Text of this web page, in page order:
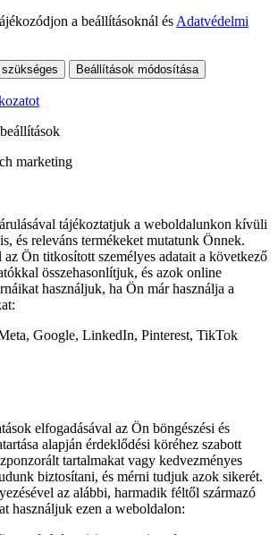
a beállításoknál ésAdatvédelmi
Beállítások módosítása
marketing
tájékoztatjuk a weboldalunkon kívüli
és releváns termékeket mutatunk Önnek.
Ön titkosított személyes adatait a következő
összehasonlítjuk, és azok online
használjuk, ha Ön már használja a
Google, LinkedIn, Pinterest, TikTok
elfogadásával az Ön böngészési és
alapján érdeklődési köréhez szabott
tartalmakat vagy kedvezményes
biztosítani, és mérni tudjuk azok sikerét.
az alábbi, harmadik féltől származó
használjuk ezen a weboldalon: